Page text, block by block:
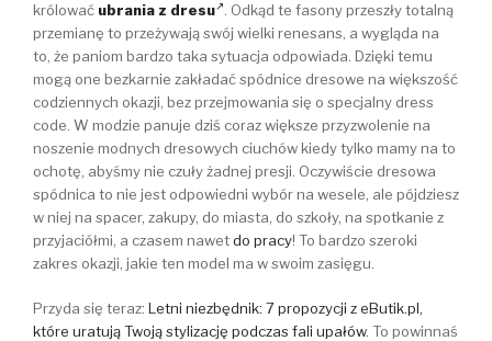
królować ubrania z dresu
. Odkąd te fasony przeszły totalną
przemianę to przeżywają swój wielki renesans, a wygląda na
to, że paniom bardzo taka sytuacja odpowiada. Dzięki temu
mogą one bezkarnie zakładać spódnice dresowe na większość
codziennych okazji, bez przejmowania się o specjalny dress
code. W modzie panuje dziś coraz większe przyzwolenie na
noszenie modnych dresowych ciuchów kiedy tylko mamy na to
ochotę, abyśmy nie czuły żadnej presji. Oczywiście dresowa
spódnica to nie jest odpowiedni wybór na wesele, ale pójdziesz
w niej na spacer, zakupy, do miasta, do szkoły, na spotkanie z
przyjaciółmi, a czasem nawetdo pracy! To bardzo szeroki
zakres okazji, jakie ten model ma w swoim zasięgu.
Przyda się teraz: Letni niezbędnik: 7 propozycji z eButik.pl,
które uratują Twoją stylizację podczas fali upałów. To powinnaś